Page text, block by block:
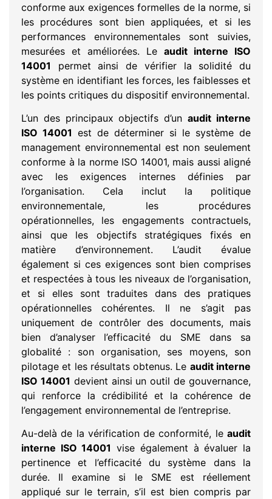
conforme aux exigences formelles de la norme, si
les procédures sont bien appliquées, et si les
performances environnementales sont suivies,
mesurées et améliorées. Le audit interne ISO
14001 permet ainsi de vérifier la solidité du
système en identifiant les forces, les faiblesses et
les points critiques du dispositif environnemental.
L’un des principaux objectifs d’unaudit interne
ISO 14001 est de déterminer si le système de
management environnemental est non seulement
conforme à la norme ISO 14001, mais aussi aligné
avec les exigences internes définies par
l’organisation. Cela inclut la politique
environnementale, les procédures
opérationnelles, les engagements contractuels,
ainsi que les objectifs stratégiques fixés en
matière d’environnement. L’audit évalue
également si ces exigences sont bien comprises
et respectées à tous les niveaux de l’organisation,
et si elles sont traduites dans des pratiques
opérationnelles cohérentes. Il ne s’agit pas
uniquement de contrôler des documents, mais
bien d’analyser l’efficacité du SME dans sa
globalité : son organisation, ses moyens, son
pilotage et les résultats obtenus. Le audit interne
ISO 14001 devient ainsi un outil de gouvernance,
qui renforce la crédibilité et la cohérence de
l’engagement environnemental de l’entreprise.
Au-delà de la vérification de conformité, le audit
interne ISO 14001 vise également à évaluer la
pertinence et l’efficacité du système dans la
durée. Il examine si le SME est réellement
appliqué sur le terrain, s’il est bien compris par